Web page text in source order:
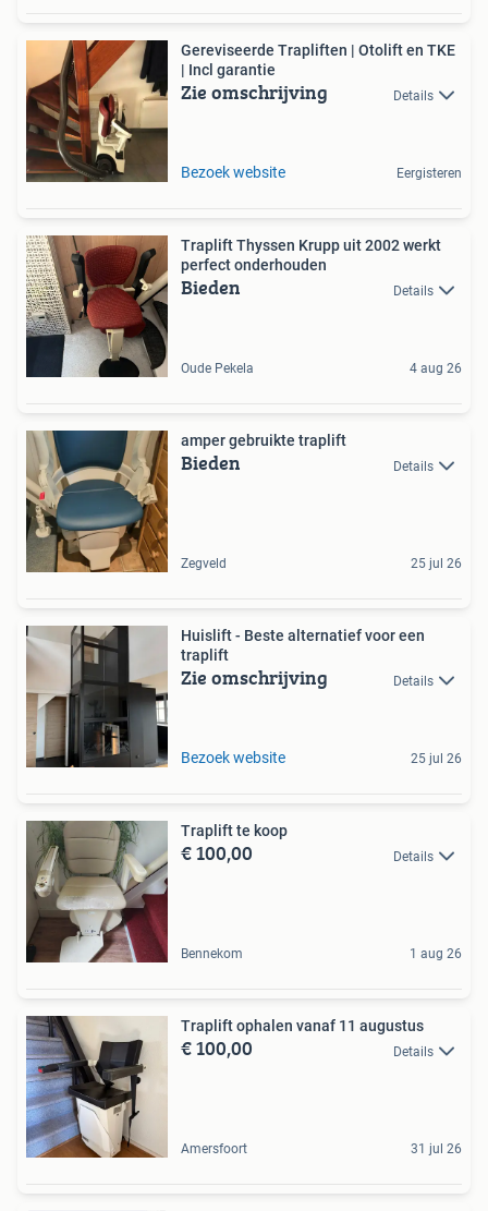
Gereviseerde Trapliften | Otolift en TKE
| Incl garantie
Zie omschrijving Details
Bezoek website Eergisteren
Traplift Thyssen Krupp uit 2002 werkt
perfect onderhouden
Bieden Details
Oude Pekela 4 aug 26
amper gebruikte traplift
Bieden Details
Zegveld 25 jul 26
Huislift - Beste alternatief voor een
traplift
Zie omschrijving Details
Bezoek website 25 jul 26
Traplift te koop
€ 100,00 Details
Bennekom 1 aug 26
Traplift ophalen vanaf 11 augustus
€ 100,00 Details
Amersfoort 31 jul 26